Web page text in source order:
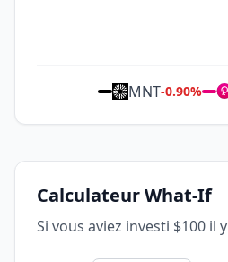
MNT-0.90%
Calculateur What-If
Si vous aviez investi $100 il